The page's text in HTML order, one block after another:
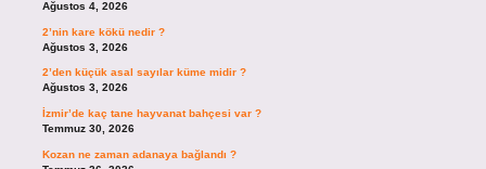
Ağustos 4, 2026
2’nin kare kökü nedir ?
Ağustos 3, 2026
2’den küçük asal sayılar küme midir ?
Ağustos 3, 2026
İzmir’de kaç tane hayvanat bahçesi var ?
Temmuz 30, 2026
Kozan ne zaman adanaya bağlandı ?